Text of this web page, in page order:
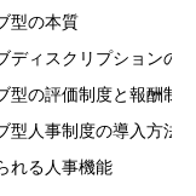
型の本質
ディスクリプションの
型の評価制度と報酬制
型人事制度の導入方法
れる人事機能